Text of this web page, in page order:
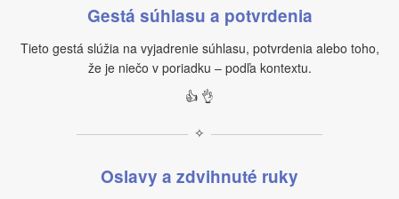
Gestá súhlasu a potvrdenia
Tieto gestá slúžia na vyjadrenie súhlasu, potvrdenia alebo toho,
že je niečo v poriadku – podľa kontextu.
👍 👌
✧
Oslavy a zdvihnuté ruky